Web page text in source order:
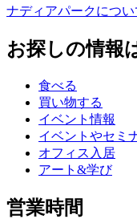
ナディアパークについ
お探しの情報
食べる
買い物する
イベント情報
イベントやセミ
オフィス入居
アート&学び
営業時間